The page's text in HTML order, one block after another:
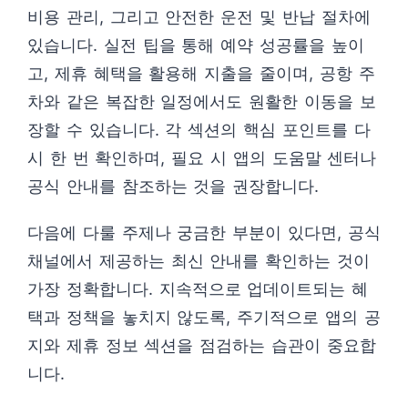
비용 관리, 그리고 안전한 운전 및 반납 절차에
있습니다. 실전 팁을 통해 예약 성공률을 높이
고, 제휴 혜택을 활용해 지출을 줄이며, 공항 주
차와 같은 복잡한 일정에서도 원활한 이동을 보
장할 수 있습니다. 각 섹션의 핵심 포인트를 다
시 한 번 확인하며, 필요 시 앱의 도움말 센터나
공식 안내를 참조하는 것을 권장합니다.
다음에 다룰 주제나 궁금한 부분이 있다면, 공식
채널에서 제공하는 최신 안내를 확인하는 것이
가장 정확합니다. 지속적으로 업데이트되는 혜
택과 정책을 놓치지 않도록, 주기적으로 앱의 공
지와 제휴 정보 섹션을 점검하는 습관이 중요합
니다.